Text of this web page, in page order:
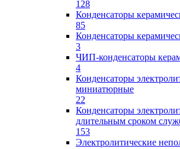
128
Конденсаторы
85
Конденсаторы
3
ЧИП-конденсаторы
4
Конденсаторы
миниатюрные
22
Конденсаторы
длительным сроком
153
Электролитические